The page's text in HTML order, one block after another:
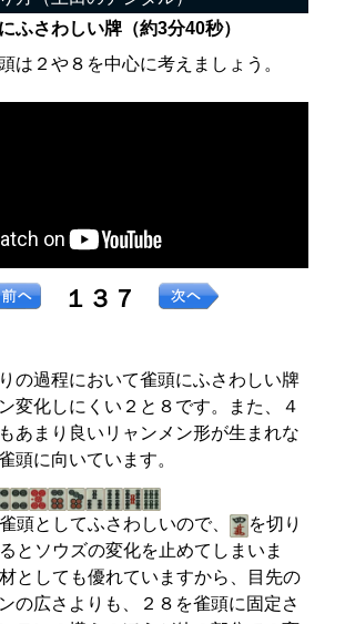
ふさわしい牌（約3分40秒）
は２や８を中心に考えましょう。
１３７
の過程において雀頭にふさわしい牌
変化しにくい２と８です。また、４
あまり良いリャンメン形が生まれな
頭に向いています。
頭としてふさわしいので、
を切り
とソウズの変化を止めてしまいま
としても優れていますから、目先の
の広さよりも、２８を雀頭に固定さ